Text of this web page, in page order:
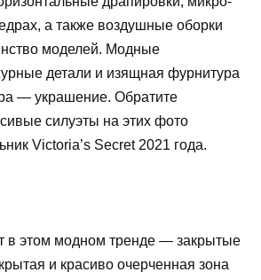
а также воздушные оборки
моделей. Модные
детали и изящная фурнитура
— украшение. Обратите
силуэты на этих фото
Victoria’s Secret 2021 года.
в этом модном тренде — закрытые
и красиво очерченная зона